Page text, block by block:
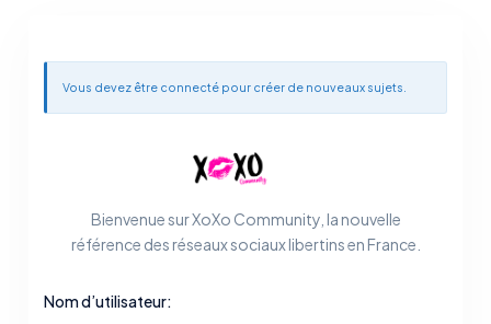
Vous devez être connecté pour créer de nouveaux sujets.
Bienvenue sur XoXo Community, la nouvelle
référence des réseaux sociaux libertins en France.
Nom d’utilisateur: